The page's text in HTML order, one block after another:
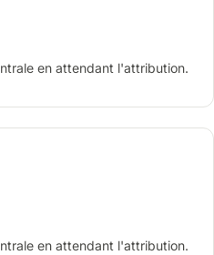
en attendant l'attribution.
en attendant l'attribution.